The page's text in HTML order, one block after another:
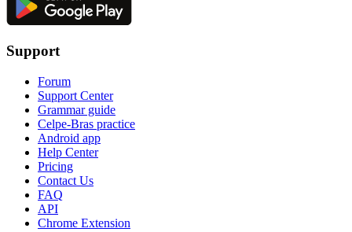
Support
Forum
Support Center
Grammar guide
Celpe-Bras practice
Android app
Help Center
Pricing
Contact Us
FAQ
API
Chrome Extension